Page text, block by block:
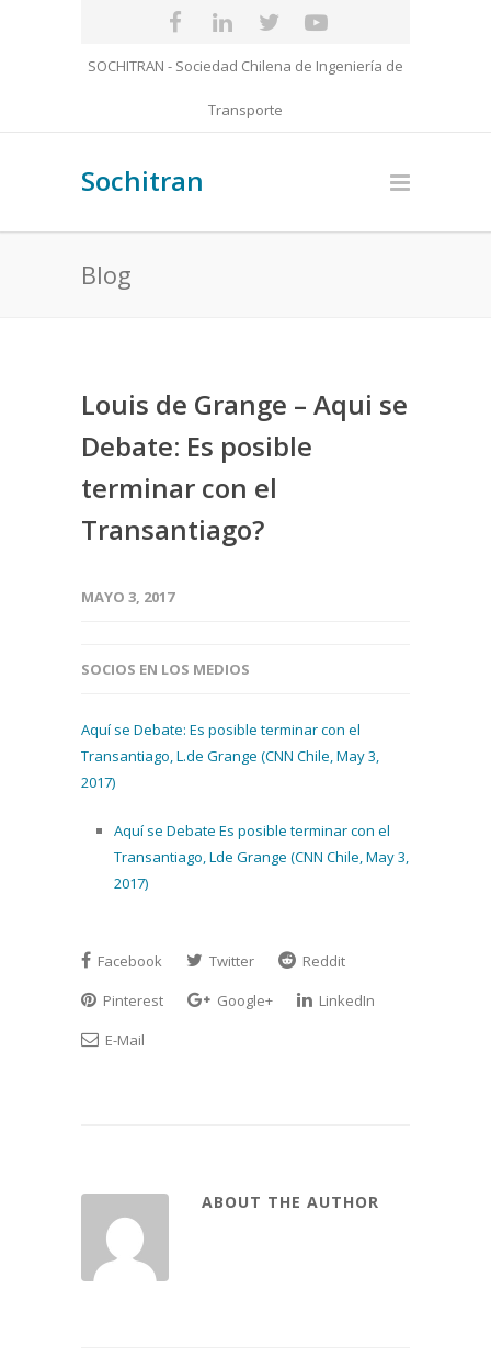
SOCHITRAN - Sociedad Chilena de Ingeniería de
Transporte
Sochitran
Blog
Louis de Grange – Aqui se
Debate: Es posible
terminar con el
Transantiago?
MAYO 3, 2017
SOCIOS EN LOS MEDIOS
Aquí se Debate: Es posible terminar con el
Transantiago, L.de Grange (CNN Chile, May 3,
2017)
Aquí se Debate Es posible terminar con el
Transantiago, Lde Grange (CNN Chile, May 3,
2017)
Facebook Twitter
Reddit
Pinterest
Google+
LinkedIn
E-Mail
ABOUT THE AUTHOR